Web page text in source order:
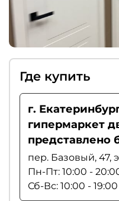
Где купить
г.
гипермаркет
представлено
пер. Базовый, 47,
Пн-Пт: 10:00 -
Сб-Вс: 10:00 - 19:00